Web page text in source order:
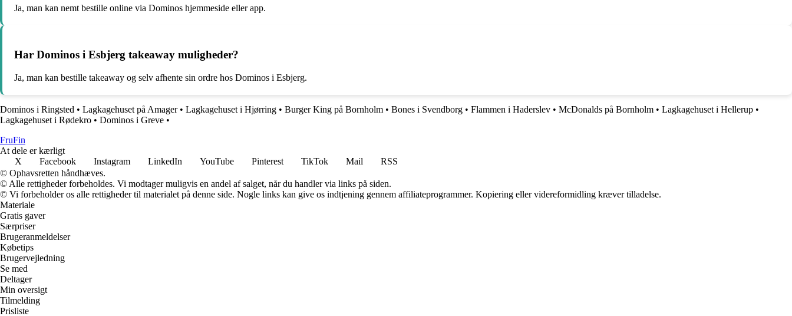
Ja, man kan nemt bestille online via Dominos hjemmeside eller app.
Har Dominos i Esbjerg takeaway muligheder?
Ja, man kan bestille takeaway og selv afhente sin ordre hos Dominos i Esbjerg.
Dominos i Ringsted • Lagkagehuset på Amager• Lagkagehuset i Hjørring • Burger King på Bornholm • Bones i Svendborg • Flammen i Haderslev • McDonalds på Bornholm • Lagkagehuset i Hellerup •
Lagkagehuset i Rødekro • Dominos i Greve •
FruFin
At dele er kærligt
X
Facebook Instagram LinkedIn YouTube Pinterest TikTok Mail
RSS
© Ophavsretten håndhæves.
© Alle rettigheder forbeholdes. Vi modtager muligvis en andel af salget, når du handler via links på siden.
© Vi forbeholder os alle rettigheder til materialet på denne side. Nogle links kan give os indtjening gennem affiliateprogrammer. Kopiering eller videreformidling kræver tilladelse.
Materiale
Gratis gaver
Særpriser
Brugeranmeldelser
Købetips
Brugervejledning
Se med
Deltager
Min oversigt
Tilmelding
Prisliste